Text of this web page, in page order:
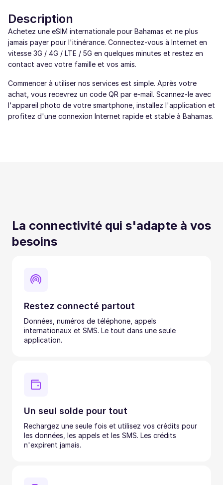
Description
Achetez une eSIM internationale pour Bahamas et ne plus
jamais payer pour l'itinérance. Connectez-vous à Internet en
vitesse 3G / 4G / LTE / 5G en quelques minutes et restez en
contact avec votre famille et vos amis.
Commencer à utiliser nos services est simple. Après votre
achat, vous recevrez un code QR par e-mail. Scannez-le avec
l'appareil photo de votre smartphone, installez l'application et
profitez d'une connexion Internet rapide et stable à Bahamas.
La connectivité qui s'adapte à vos
besoins
Restez connecté partout
Données, numéros de téléphone, appels
internationaux et SMS. Le tout dans une seule
application.
Un seul solde pour tout
Rechargez une seule fois et utilisez vos crédits pour
les données, les appels et les SMS. Les crédits
n'expirent jamais.